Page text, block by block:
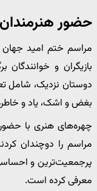
حضور
مراسم ختم امید
بازیگران و
دوستان نزدیک، شامل
بغض و اشک، یاد و
چهره‌های هنری با
مراسم را دوچندان
پرجمعیت‌ترین و
معرفی کرده است.